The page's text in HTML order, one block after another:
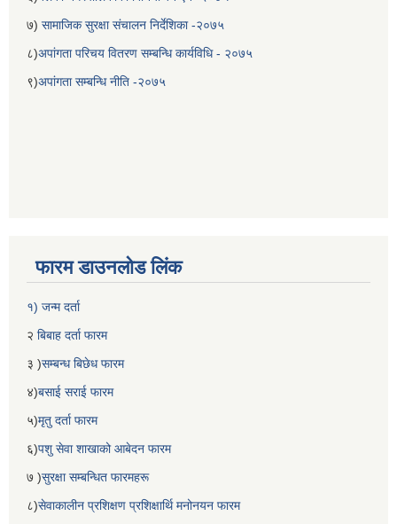
७) सामाजिक सुरक्षा संचालन निर्देशिका -२०७५
८)अपांगता परिचय वितरण सम्बन्धि कार्यविधि - २०७५
९)अपांगता सम्बन्धि नीति -२०७५
फारम डाउनलोड लिंक
१) जन्म दर्ता
२ बिबाह दर्ता फारम
३ )सम्बन्ध बिछेध फारम
४)बसाई सराई फारम
५)मृतु दर्ता फारम
६)पशु सेवा शाखाको आबेदन फारम
७ )सुरक्षा सम्बन्धित फारमहरू
८)सेवाकालीन प्रशिक्षण प्रशिक्षार्थि मनोनयन फारम